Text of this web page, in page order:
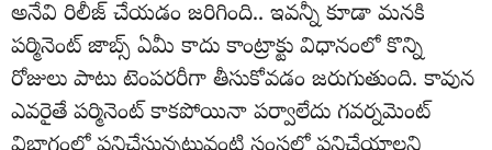
అనేవి రిలీజ్ చేయడం జరిగింది.. ఇవన్నీ కూడా మనకి
పర్మినెంట్ జాబ్స్ ఏమీ కాదు కాంట్రాక్టు విధానంలో కొన్ని
రోజులు పాటు టెంపరరీగా తీసుకోవడం జరుగుతుంది. కావున
ఎవరైతే పర్మినెంట్ కాకపోయినా పర్వాలేదు గవర్నమెంట్